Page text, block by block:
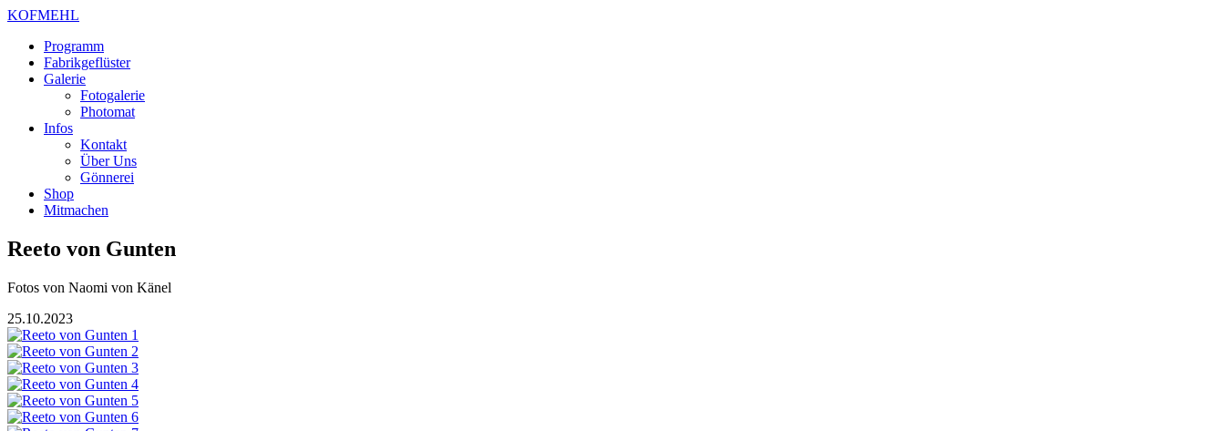
KOFMEHL
Programm
Fabrikgeflüster
Galerie
Fotogalerie
Photomat
Infos
Kontakt
Über Uns
Gönnerei
Shop
Mitmachen
Reeto von Gunten
Fotos von Naomi von Känel
25.10.2023